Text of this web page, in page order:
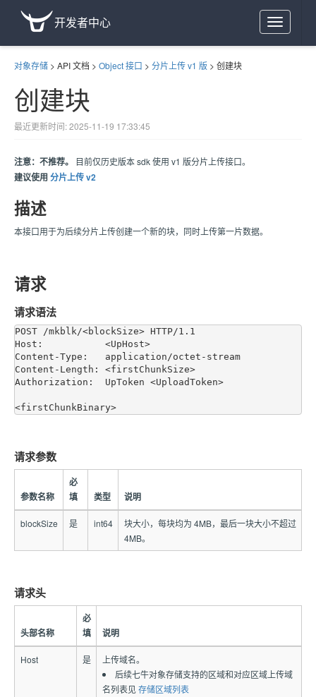
Toggle
navigation
开发者中心
对象存储 > API 文档 > Object 接口 > 分片上传 v1 版 > 创建块
创建块
最近更新时间: 2025-11-19 17:33:45
注意：不推荐。 目前仅历史版本 sdk 使用 v1 版分片上传接口。
建议使用分片上传 v2
描述
本接口用于为后续分片上传创建一个新的块，同时上传第一片数据。
请求
请求语法
POST /mkblk/<blockSize> HTTP/1.1
Host:           <UpHost>
Content-Type:   application/octet-stream
Content-Length: <firstChunkSize>
Authorization:  UpToken <UploadToken>
请求参数
参数名称
必
填
类型 说明
blockSize 是 int64
块大小，每块均为 4MB，最后一块大小不超过
4MB。
请求头
头部名称
必
填
说明
Host 是
上传域名。
后续七牛对象存储支持的区域和对应区域上传域
名列表见存储区域列表